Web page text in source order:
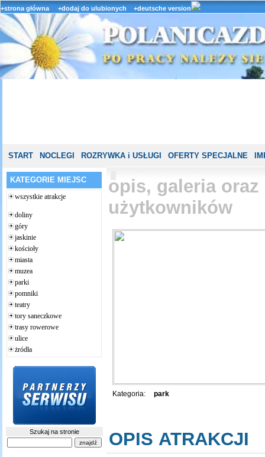
+strona główna +dodaj do ulubionych +deutsche version
START NOCLEGI ROZRYWKA i USŁUGI OFERTY SPECJALNE
KATEGORIE MIEJSC
wszystkie atrakcje
doliny
góry
jaskinie
kościoły
miasta
muzea
parki
pomniki
teatry
tory saneczkowe
trasy rowerowe
ulice
żródła
Szukaj na stronie
opis, galeria oraz
użytkowników
Kategoria: park
OPIS ATRAKCJI